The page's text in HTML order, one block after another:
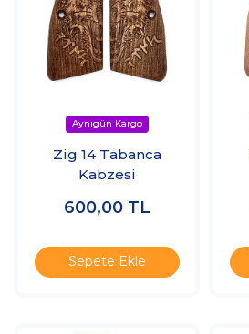
Zig 14 Tabanca
Kabzesi
600,00 TL
Sepete Ekle